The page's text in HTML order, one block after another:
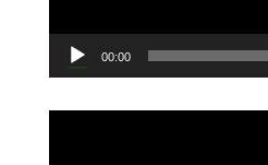
00:00